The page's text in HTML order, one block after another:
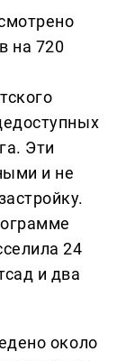
на 720
Эти
и не
24
и два
около